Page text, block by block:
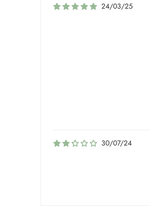
24/03/25
30/07/24